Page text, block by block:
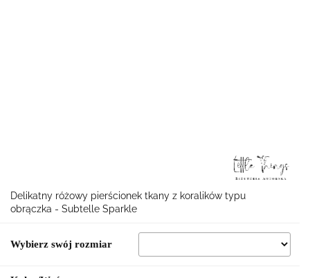
Delikatny różowy pierścionek tkany z koralików typu
obrączka - Subtelle Sparkle
Wybierz swój rozmiar